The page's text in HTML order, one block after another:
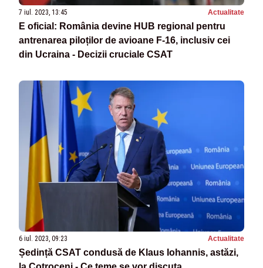
7 iul. 2023, 13:45 Actualitate
E oficial: România devine HUB regional pentru
antrenarea piloților de avioane F-16, inclusiv cei
din Ucraina - Decizii cruciale CSAT
6 iul. 2023, 09:23 Actualitate
Ședință CSAT condusă de Klaus Iohannis, astăzi,